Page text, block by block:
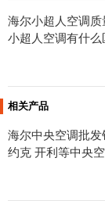
海尔小超人空调
小超人空调有什么
相关产品
海尔中央空调批
约克 开利等中央